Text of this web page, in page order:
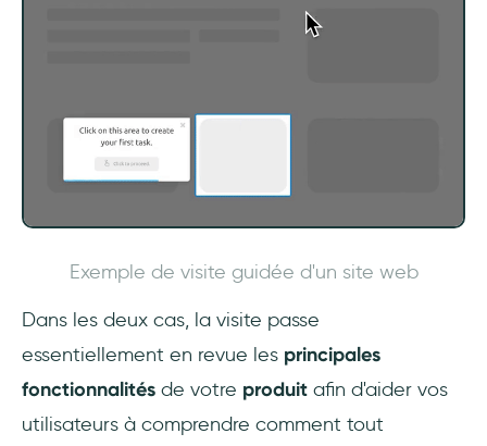
Exemple de visite guidée d'un site web
Dans les deux cas, la visite passe
essentiellement en revue les principales
fonctionnalités de votre produit afin d'aider vos
utilisateurs à comprendre comment tout